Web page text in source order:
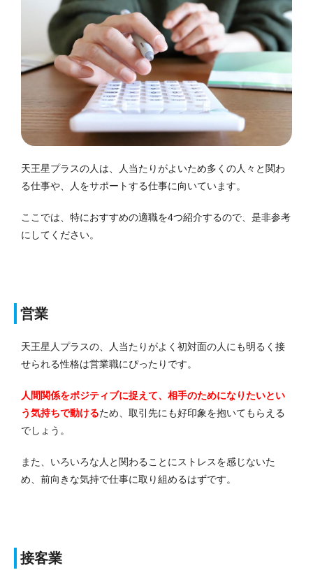
天王星プラスの人は、人当たりがよいため多くの人々と関わ
る仕事や、人をサポートする仕事に向いています。
ここでは、特におすすめの適職を4つ紹介するので、是非参考
にしてください。
営業
天王星人プラスの、人当たりがよく初対面の人にも明るく接
せられる性格は営業職にぴったりです。
人間関係をポジティブに捉えて、相手のためになりたいとい
う気持ちで動けるため、取引先にも好印象を抱いてもらえる
でしょう。
また、いろいろな人と関わることにストレスを感じないた
め、前向きな気持で仕事に取り組めるはずです。
接客業